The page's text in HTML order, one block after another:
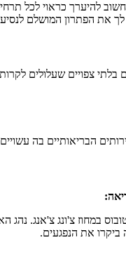
להיערך כראוי לכל
לך את הפתרון המושלם
בלתי צפויים שעלולים
הבריאותיים בה
בהתהפכות אוטובוס במחוז
ביקרו את הנפגעים.